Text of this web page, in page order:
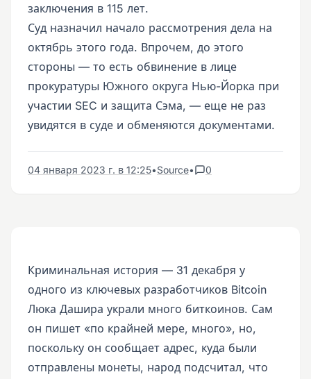
заключения в 115 лет.
Суд назначил начало рассмотрения дела на
октябрь этого года. Впрочем, до этого
стороны — то есть обвинение в лице
прокуратуры Южного округа Нью-Йорка при
участии SEC и защита Сэма, — еще не раз
увидятся в суде и обменяются документами.
04 января 2023 г. в 12:25•Source• 0
Криминальная история — 31 декабря у
одного из ключевых разработчиков Bitcoin
Люка Дашира украли много биткоинов. Сам
он пишет «по крайней мере, много», но,
поскольку он сообщает адрес, куда были
отправлены монеты, народ подсчитал, что